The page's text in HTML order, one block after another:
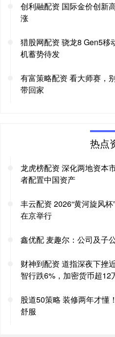
创利融配资 国际金价创新
涨
猎股网配资 骁龙8 Gen5移
机蓄势待发
有富策略配资 看大师赛，
带回家
热点
龙虎榜配资 深化两地资本
者配置中国资产
丰云配资 2026“黄河旋风
在京举行
鑫优配 麦趣尔：公司及子
财神到配资 道指深夜下挫
智行跌6%，加密货币超12
股道50策略 装修两年才懂
舒服